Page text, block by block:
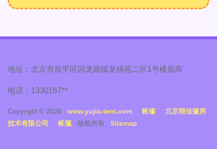
地址：北京市昌平区回龙观镇龙禧苑二区1号楼底商
电话：1330187**
Copyright © 2026 www.yujia-tent.com 帐篷
北京雨佳篷房
技术有限公司
帐篷 版权所有 Sitemap